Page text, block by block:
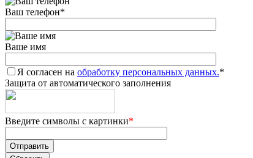
Ваш телефон*
Ваше имя
Я согласен на обработку персональных данных.*
Защита от автоматического заполнения
Введите символы с картинки*